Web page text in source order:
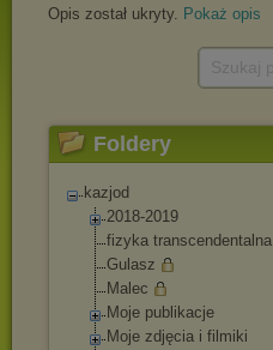
Opis został ukryty. Pokaż opis
Foldery
kazjod
2018-2019
fizyka transcendentalna
Gulasz
Malec
Moje publikacje
Moje zdjęcia i filmiki